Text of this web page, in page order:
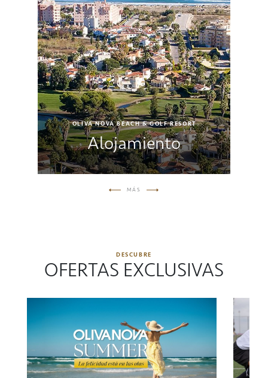
OLIVA NOVA BEACH & GOLF RESORT
Alojamiento
MÁS
DESCUBRE
OFERTAS EXCLUSIVAS